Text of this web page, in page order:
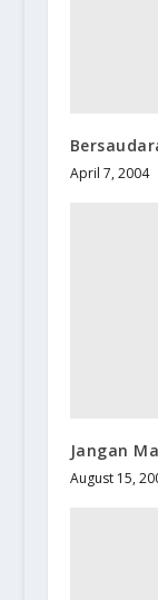
April 7, 2004
Jangan
August 15,